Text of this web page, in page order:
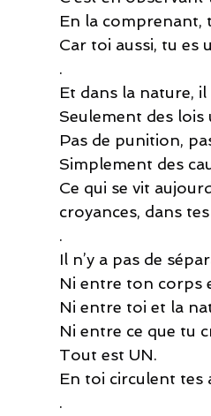
En la comprenant,
Car toi aussi, tu es
.
Et dans la nature, il
Seulement des lois
Pas de punition,
Simplement des
Ce qui se vit
croyances, dans
.
Il n’y a pas de
Ni entre ton corps
Ni entre toi et la
Ni entre ce que tu
Tout est UN.
En toi circulent tes
.